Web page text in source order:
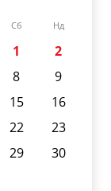
Сб Нд
1
2
8
9
15
16
22
23
29
30